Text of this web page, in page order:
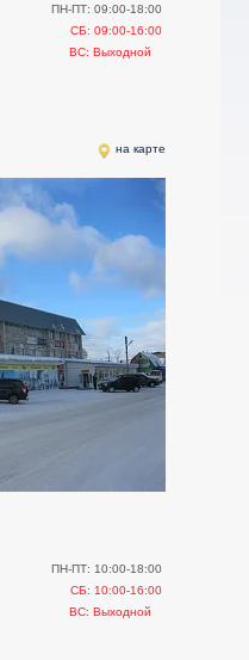
ПН-ПТ: 09:00-18:00
СБ: 09:00-16:00
ВС: Выходной
на карте
ПН-ПТ: 10:00-18:00
СБ: 10:00-16:00
ВС: Выходной